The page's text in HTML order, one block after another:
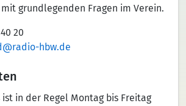
grundlegenden Fragen im Verein.
20
hbw.de
ist in der Regel Montag bis Freitag